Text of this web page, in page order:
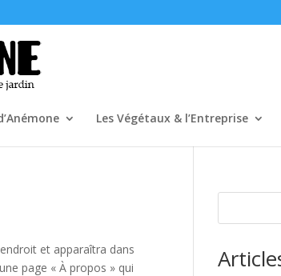
Les Végétaux & l’Entreprise
et apparaîtra dans
page « À propos » qui